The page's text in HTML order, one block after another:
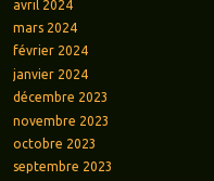
avril 2024
mars 2024
février 2024
janvier 2024
décembre 2023
novembre 2023
octobre 2023
septembre 2023